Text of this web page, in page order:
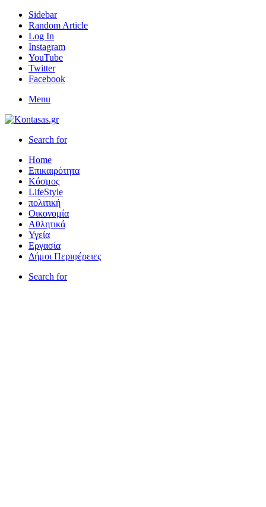
Sidebar
Random Article
Log In
Instagram
YouTube
Twitter
Facebook
Menu
Search for
Home
Επικαιρότητα
Κόσμος
LifeStyle
πολιτική
Οικονομία
Αθλητικά
Υγεία
Εργασία
Δήμοι Περιφέρειες
Search for